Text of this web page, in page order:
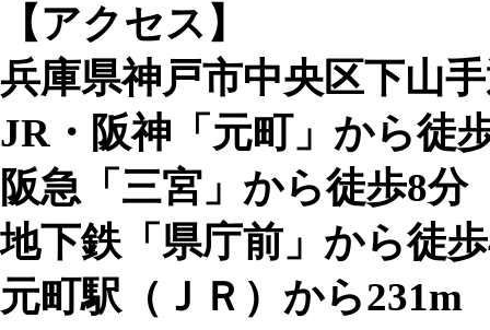
【アクセス】
兵庫県神戸市中央区下山
JR・阪神「元町」から徒
阪急「三宮」から徒歩8分
地下鉄「県庁前」から徒
元町駅（ＪＲ）から231m